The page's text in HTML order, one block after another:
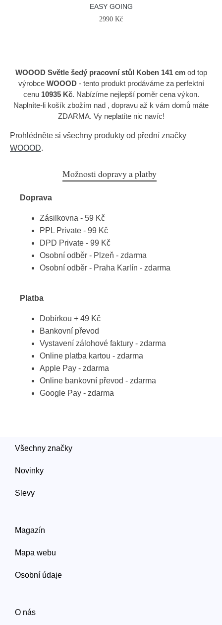
EASY GOING
2990 Kč
WOOOD Světle šedý pracovní stůl Koben 141 cmod top
výrobceWOOOD- tento produkt prodáváme za perfektní
cenu 10935 Kč. Nabízíme nejlepší poměr cena výkon.
Naplníte-li košík zbožím nad , dopravu až k vám domů máte
ZDARMA. Vy neplatíte nic navíc!
Prohlédněte si všechny produkty od přední značky
WOOOD.
Možnosti dopravy a platby
Doprava
Zásilkovna - 59 Kč
PPL Private - 99 Kč
DPD Private - 99 Kč
Osobní odběr - Plzeň - zdarma
Osobní odběr - Praha Karlín - zdarma
Platba
Dobírkou + 49 Kč
Bankovní převod
Vystavení zálohové faktury - zdarma
Online platba kartou - zdarma
Apple Pay - zdarma
Online bankovní převod - zdarma
Google Pay - zdarma
Všechny značky
Novinky
Slevy
Magazín
Mapa webu
Osobní údaje
O nás